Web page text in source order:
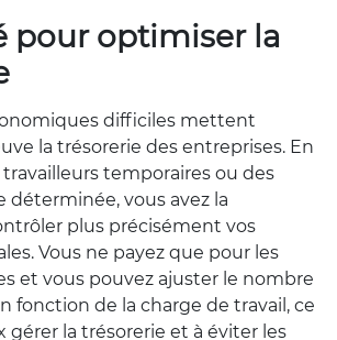
pour optimiser la
difficiles mettent
la trésorerie des entreprises. En
temporaires ou des
déterminée, vous avez la
plus précisément vos
Vous ne payez que pour les
et vous pouvez ajuster le nombre
fonction de la charge de travail, ce
gérer la trésorerie et à éviter les